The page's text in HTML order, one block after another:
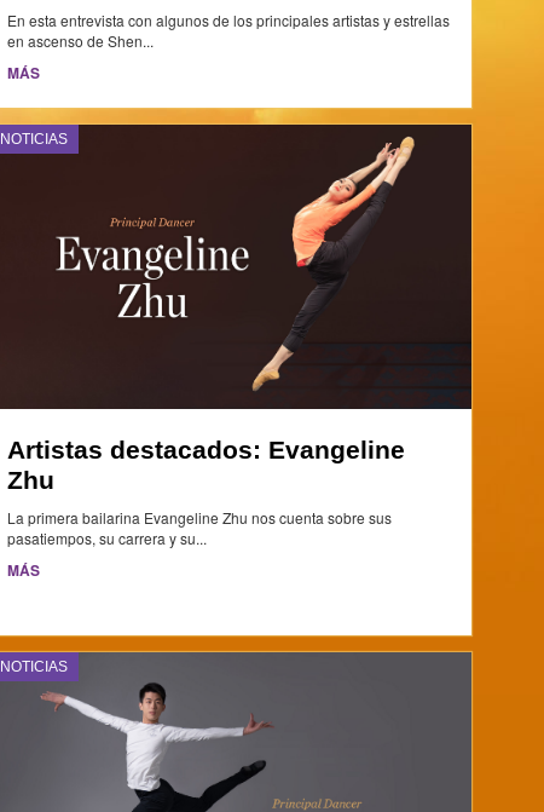
En esta entrevista con algunos de los principales artistas y estrellas
en ascenso de Shen...
MÁS
NOTICIAS
Artistas destacados: Evangeline
Zhu
La primera bailarina Evangeline Zhu nos cuenta sobre sus
pasatiempos, su carrera y su...
MÁS
NOTICIAS